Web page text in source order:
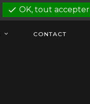
CONTACT
check OK, tout accepter